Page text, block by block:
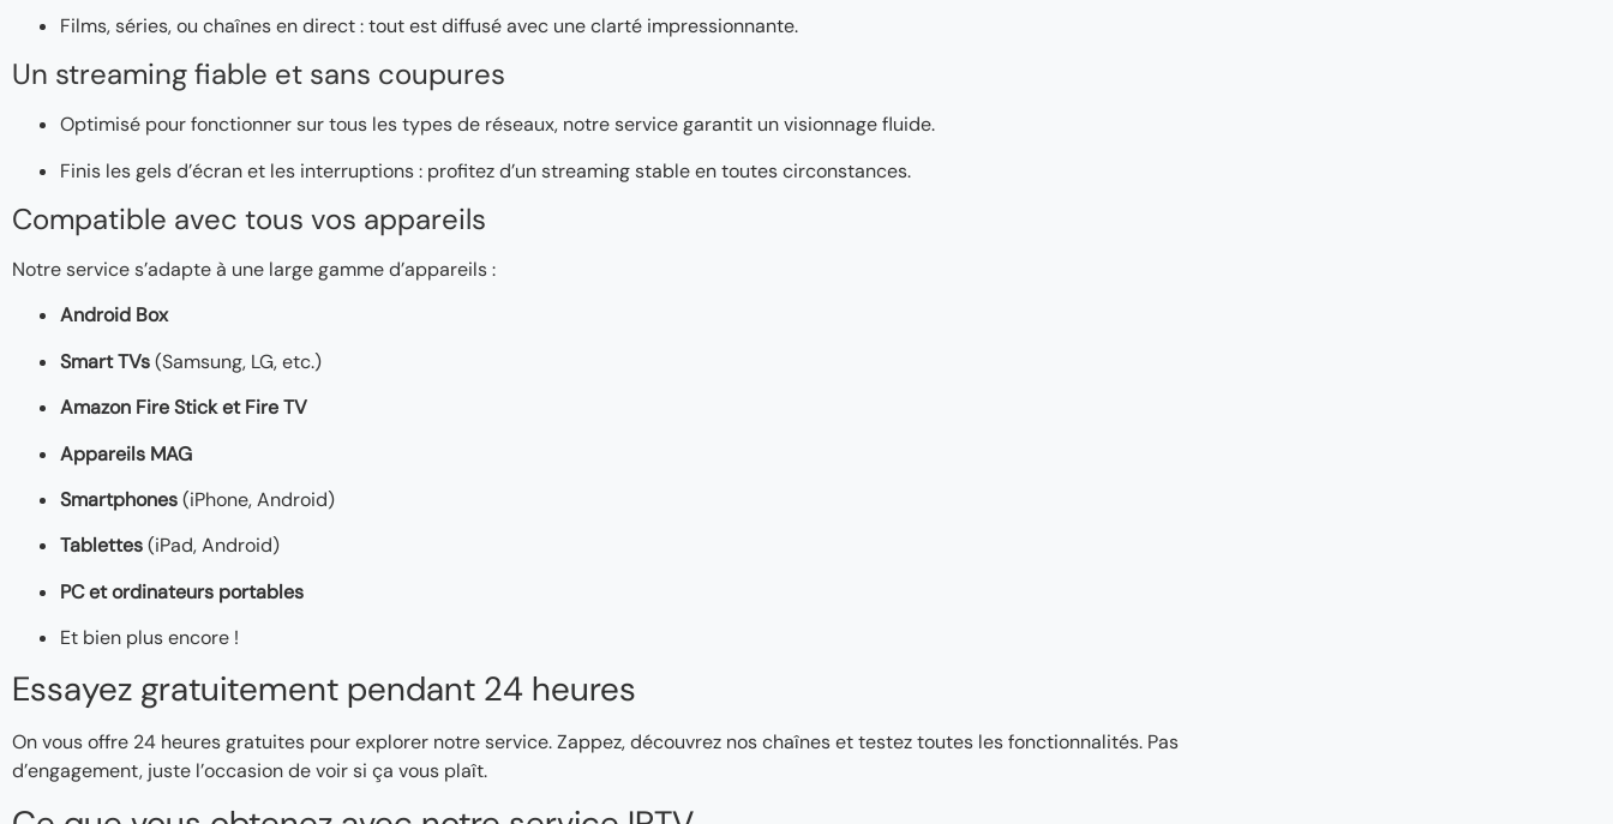
Films, séries, ou chaînes en direct : tout est diffusé avec une clarté impressionnante.
Un streaming fiable et sans coupures
Optimisé pour fonctionner sur tous les types de réseaux, notre service garantit un visionnage fluide.
Finis les gels d’écran et les interruptions : profitez d’un streaming stable en toutes circonstances.
Compatible avec tous vos appareils
Notre service s’adapte à une large gamme d’appareils :
Android Box
Smart TVs(Samsung, LG, etc.)
Amazon Fire Stick et Fire TV
Appareils MAG
Smartphones(iPhone, Android)
Tablettes(iPad, Android)
PC et ordinateurs portables
Et bien plus encore !
Essayez gratuitement pendant 24 heures
On vous offre 24 heures gratuites pour explorer notre service. Zappez, découvrez nos chaînes et testez toutes les fonctionnalités. Pas
d’engagement, juste l’occasion de voir si ça vous plaît.